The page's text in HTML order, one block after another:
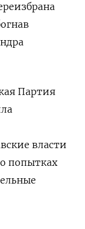
Партия
власти
попытках